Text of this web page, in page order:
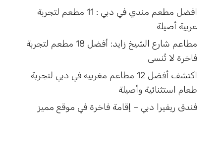
افضل مطعم مندي في دبي : 11 مطعم لتجربة
عربية أصيلة
مطاعم شارع الشيخ زايد: أفضل 18 مطعم لتجربة
فاخرة لا تُنسى
اكتشف أفضل 12 مطاعم مغربيه في دبي لتجربة
طعام استثنائية وأصيلة
فندق ريفيرا دبي – إقامة فاخرة في موقع مميز